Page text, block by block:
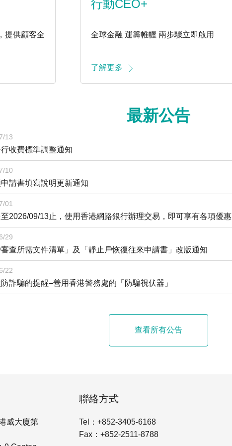
提供顧客全
行動CEO+
全球金融 運籌帷幄 兩步驟立即啟用
了解更多
最新公告
13
收費標準調整通知
10
請書填寫說明更新通知
01
至2026/09/13止，使用香港網路銀行辦理交易，即可享有各項優惠
29
審查所需文件清單」及「靜止戶恢復往來申請書」改版通知
22
詐騙的提醒–善用香港警務處的「防騙視伏器」
查看所有公告
威大廈第
聯絡方式
Tel：+852-3405-6168
Fax：+852-2511-8788